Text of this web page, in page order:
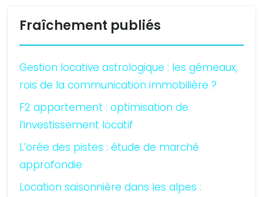
Fraîchement publiés
Gestion locative astrologique : les gémeaux,
rois de la communication immobilière ?
F2 appartement : optimisation de
l’investissement locatif
L’orée des pistes : étude de marché
approfondie
Location saisonnière dans les alpes :